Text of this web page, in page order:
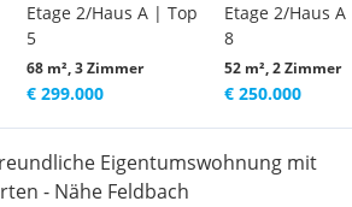
Etage 2/Haus A | Top
5
68 m², 3 Zimmer
€ 299.000
Etage 2/Haus
8
52 m², 2 Zimmer
€ 250.000
Eigentumswohnung mit
- Nähe Feldbach